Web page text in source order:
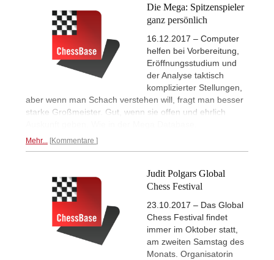
Die Mega: Spitzenspieler
ganz persönlich
16.12.2017 – Computer
helfen bei Vorbereitung,
Eröffnungsstudium und
der Analyse taktisch
komplizierter Stellungen,
aber wenn man Schach verstehen will, fragt man besser
starke Großmeister. Gut, wenn sie offen und ehrlich
Mehr... Kommentare
Judit Polgars Global
Chess Festival
23.10.2017 – Das Global
Chess Festival findet
immer im Oktober statt,
am zweiten Samstag des
Monats. Organisatorin